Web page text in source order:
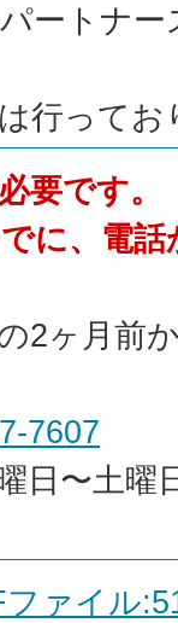
ートナ
行ってお
要です。
に、電
2ヶ月前
7607
日〜土曜
ファイル